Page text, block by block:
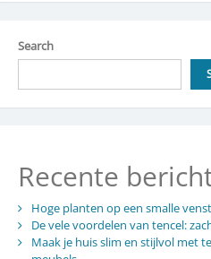
Search
Recente
Hoge planten op een smalle
De vele voordelen van tencel:
Maak je huis slim en stijlvol met